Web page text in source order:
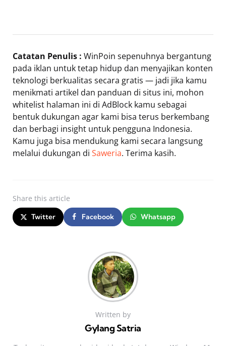
Catatan Penulis : WinPoin sepenuhnya bergantung
pada iklan untuk tetap hidup dan menyajikan konten
teknologi berkualitas secara gratis — jadi jika kamu
menikmati artikel dan panduan di situs ini, mohon
whitelist halaman ini di AdBlock kamu sebagai
bentuk dukungan agar kami bisa terus berkembang
dan berbagi insight untuk pengguna Indonesia.
Kamu juga bisa mendukung kami secara langsung
melalui dukungan di Saweria. Terima kasih.
Share this article
Twitter Facebook Whatsapp
Written by
Gylang Satria